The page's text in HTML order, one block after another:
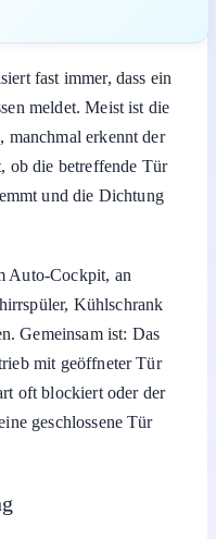
fast immer, dass ein
meldet. Meist ist die
erkennt der
ob die betreffende Tür
und die Dichtung
Auto-Cockpit, an
Kühlschrank
Gemeinsam ist: Das
mit geöffneter Tür
oft blockiert oder der
geschlossene Tür